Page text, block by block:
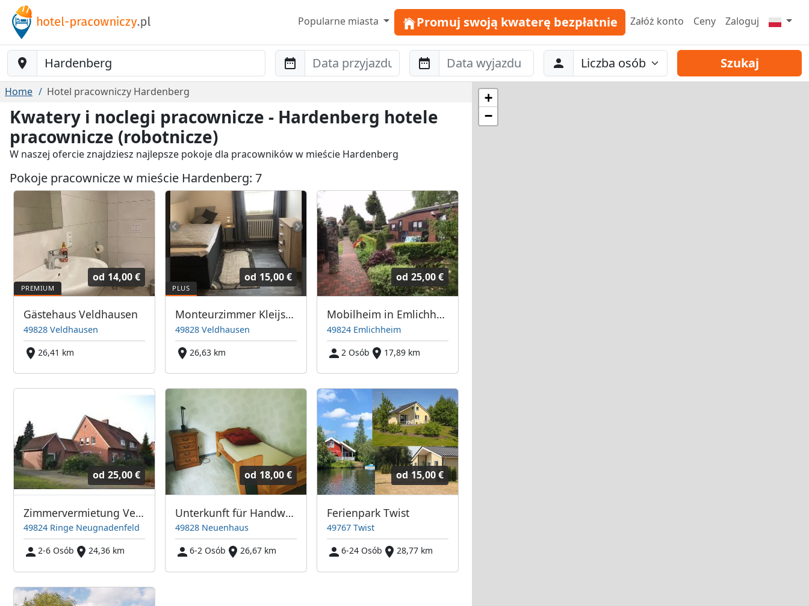
Popularne miasta Promuj swoją kwaterę bezpłatnie Załóż konto Ceny Zaloguj
Baustelle-Location Anreise Abreise Abreise
Liczba osób Szukaj
Home Hotel pracowniczy Hardenberg
Kwatery i noclegi pracownicze - Hardenberg hotele
pracownicze (robotnicze)
W naszej ofercie znajdziesz najlepsze pokoje dla pracowników w mieście Hardenberg
Pokoje pracownicze w mieście Hardenberg: 7
od 14,00 €
Gästehaus Veldhausen
49828 Veldhausen
26,41 km
od 15,00 €
Monteurzimmer Kleijsen
49828 Veldhausen
26,63 km
od 25,00 €
Mobilheim in Emlichheim zu Vermieten
49824 Emlichheim
2 Osób
17,89 km
od 25,00 €
Zimmervermietung Verhagen
49824 Ringe Neugnadenfeld
2-6 Osób
24,36 km
od 18,00 €
Unterkunft für Handwerker und Saisonarbeiter
49828 Neuenhaus
6-2 Osób
26,67 km
od 15,00 €
Ferienpark Twist
49767 Twist
6-24 Osób
28,77 km
+
−